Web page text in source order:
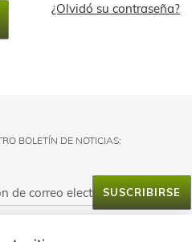
¿Olvidó su contraseña?
BOLETÍN DE NOTICIAS:
SUSCRIBIRSE